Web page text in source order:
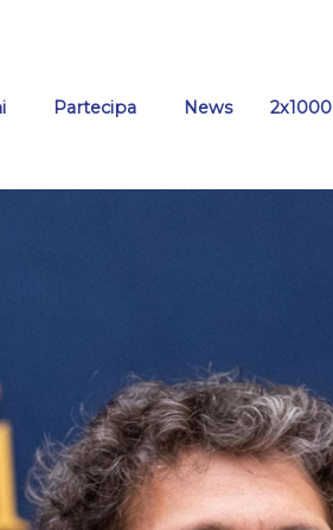
Partecipa News(current)
2x1000